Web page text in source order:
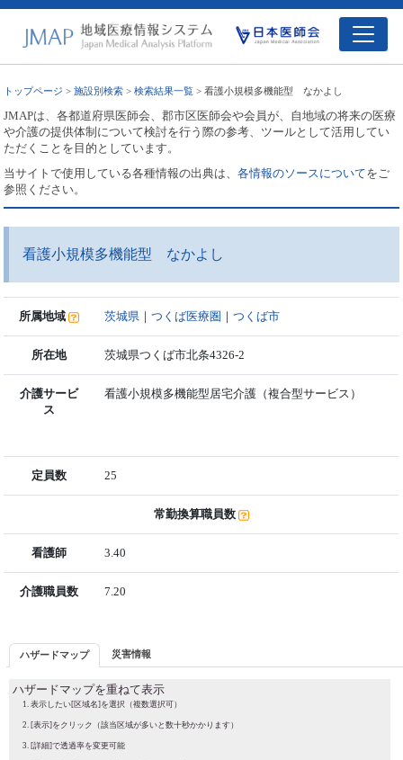
トップページ >施設別検索 >検索結果一覧 > 看護小規模多機能型 なかよし
JMAPは、各都道府県医師会、郡市区医師会や会員が、自地域の将来の医療
や介護の提供体制について検討を行う際の参考、ツールとして活用してい
ただくことを目的としています。
当サイトで使用している各種情報の出典は、各情報のソースについてをご
参照ください。
看護小規模多機能型 なかよし
所属地域 茨城県 ｜つくば医療圏 ｜つくば市
所在地 茨城県つくば市北条4326-2
介護サービ
ス
看護小規模多機能型居宅介護（複合型サービス）
定員数 25
常勤換算職員数
看護師 3.40
介護職員数 7.20
ハザードマップ 災害情報
ハザードマップを重ねて表示
表示したい[区域名]を選択（複数選択可）
[表示]をクリック（該当区域が多いと数十秒かかります）
[詳細]で透過率を変更可能